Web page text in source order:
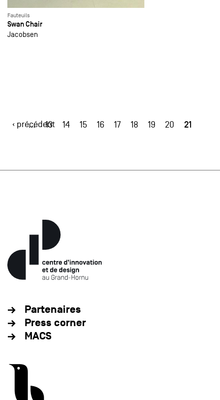
Fauteuils
Swan Chair
Jacobsen
‹ précédent
… 13 14 15 16 17 18 19 20 21
Partenaires
Press corner
MACS